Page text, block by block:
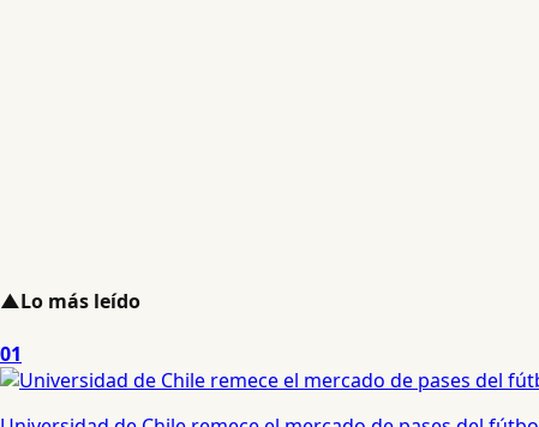
▲Lo más leído
01